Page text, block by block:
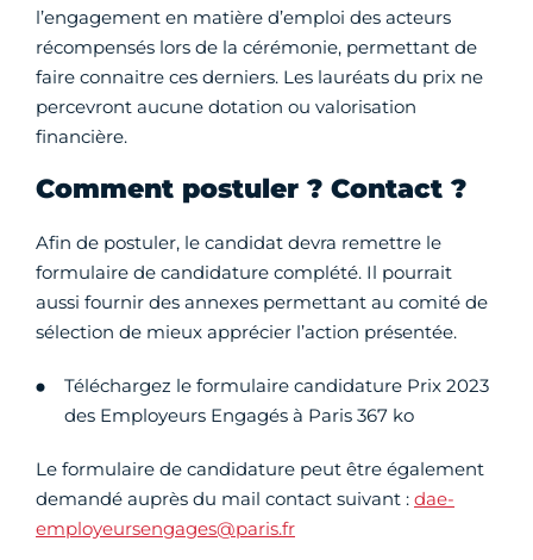
l’engagement en matière d’emploi des acteurs
récompensés lors de la cérémonie, permettant de
faire connaitre ces derniers. Les lauréats du prix ne
percevront aucune dotation ou valorisation
financière.
Comment postuler ? Contact ?
Afin de postuler, le candidat devra remettre le
formulaire de candidature complété. Il pourrait
aussi fournir des annexes permettant au comité de
sélection de mieux apprécier l’action présentée.
Téléchargez le formulaire candidature Prix 2023
des Employeurs Engagés à Paris 367 ko
Le formulaire de candidature peut être également
demandé auprès du mail contact suivant : dae-
employeursengages@paris.fr